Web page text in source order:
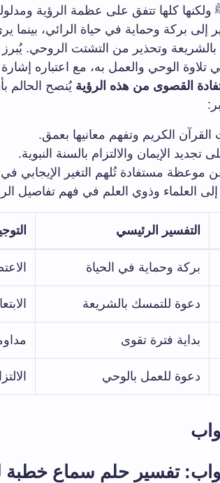
كلها تتفق على عظمة الرؤية
إلى بركة وحماية في حياة الرائي، بينما
وتحذير من التشتت الروحي. يُبرز
تلاوة الوحي والعمل به، مع اعتباره
القصوى من هذه الرؤية يُنصح الحالم
القرآن الكريم وتفهم معانيها بعمق.
تجديد الإيمان والالتزام بالسنة النبوية.
موعظة مستفادة تُلهم التغير الإيجابي في
إلى العلماء وذوي العلم في فهم تفاصيل
التفسير الرئيسي
بركة وحماية في الحياة
دعوة للتمسك بالشريعة
بداية فترة تقوى
دعوة للعمل بالوحي
تفسير حلم سماع خطبة